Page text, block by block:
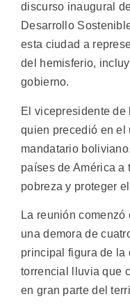
discurso inaugural
Desarrollo
esta ciudad a
del hemisferio,
gobierno.
El vicepresidente de
quien precedió en el
mandatario
países de América a
pobreza y proteger
La reunión
una demora de
principal figura de la
torrencial lluvia que
en gran parte del